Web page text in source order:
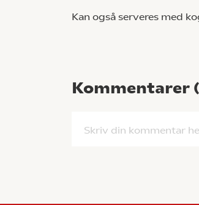
Kan også serveres med
Kommentarer (
Skriv din kommentar